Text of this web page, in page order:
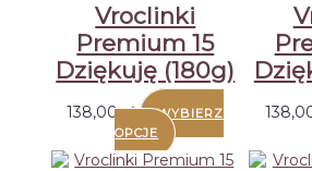
Vroclinki
Premium 15
Dziękuję (180g)
138,00zł
WYBIERZ
OPCJE